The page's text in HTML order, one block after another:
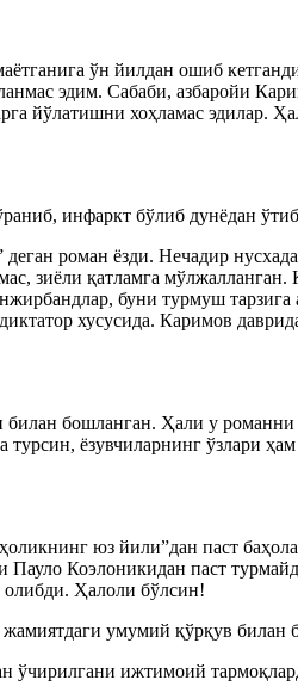
ўн йилдан ошиб
эдим. Сабаби, азбаройи
йўлатишни хоҳламас эдилар.
инфаркт бўлиб дунёдан
роман ёзди. Нечадир
зиёли қатламга мўлжалланган.
буни турмуш тарзига
хусусида. Каримов
бошланган. Ҳали у
ёзувчиларнинг ўзлари
юз йили”дан паст
Коэлоникидан паст
олибди. Ҳалоли бўлсин!
умумий қўрқув
ижтимоий